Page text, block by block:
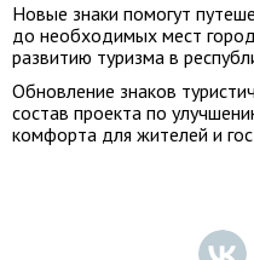
Новые знаки помогут
до необходимых мест
развитию туризма в
Обновление знаков
состав проекта по
комфорта для жителей и